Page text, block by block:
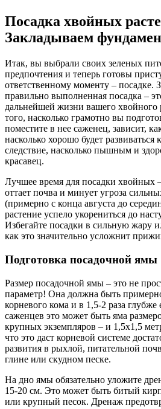
Посадка хвойных
Закладываем
Итак, вы выбрали своих зеленых
предпочтения и теперь готовы
ответственному моменту – посадке.
правильно выполненная посадка –
дальнейшей жизни вашего хвойного
того, насколько грамотно вы
поместите в нее саженец, зависит,
насколько хорошо будет развиваться
следствие, насколько пышным и
красавец.
Лучшее время для посадки хвойных
оттает почва и минует угроза
(примерно с конца августа до
растение успело укорениться до
Избегайте посадки в сильную жару
как это значительно усложнит
Подготовка посадочной ямы
Размер посадочной ямы – это не
параметр! Она должна быть
корневого кома и в 1,5-2 раза
саженцев это может быть яма
крупных экземпляров – и 1,5х1,5
что это даст корневой системе
развития в рыхлой, питательной
глине или скудном песке.
На дно ямы обязательно уложите
15-20 см. Это может быть битый
или крупный песок. Дренаж